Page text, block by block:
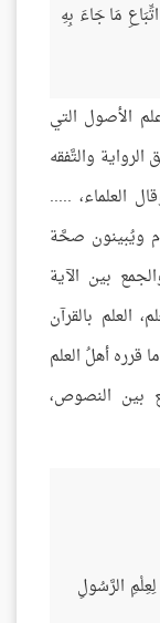
مَا جَاءَ بِهِ
الأصول التي
والتَّفقه
العلماء، .....
ويُبينون صحَّة
بين الآية
العلم بالقرآن
قرره أهلُ العلم
بين النصوص،
الرَّسُولِ